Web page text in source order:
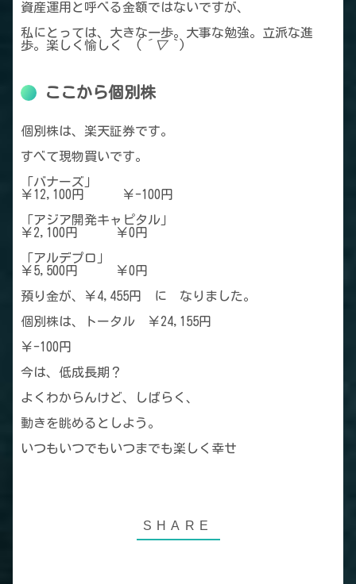
資産運用と呼べる金額ではないですが、
私にとっては、大きな一歩。大事な勉強。立派な進
歩。楽しく愉しく (
´▽｀ )
ここから個別株
個別株は、楽天証券です。
すべて現物買いです。
「バナーズ」
￥12,100円 ￥-100円
「アジア開発キャピタル」
￥2,100円 ￥0円
「アルデプロ」
￥5,500円 ￥0円
預り金が、￥4,455円 に なりました。
個別株は、トータル ￥24,155円
￥-100円
今は、低成長期？
よくわからんけど、しばらく、
動きを眺めるとしよう。
いつもいつでもいつまでも楽しく幸せ